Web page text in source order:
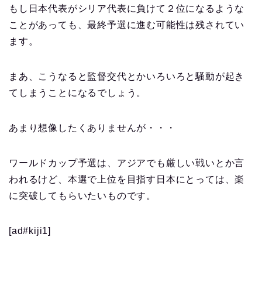
もし日本代表がシリア代表に負けて２位になるような
ことがあっても、最終予選に進む可能性は残されてい
ます。
まあ、こうなると監督交代とかいろいろと騒動が起き
てしまうことになるでしょう。
あまり想像したくありませんが・・・
ワールドカップ予選は、アジアでも厳しい戦いとか言
われるけど、本選で上位を目指す日本にとっては、楽
に突破してもらいたいものです。
[ad#kiji1]